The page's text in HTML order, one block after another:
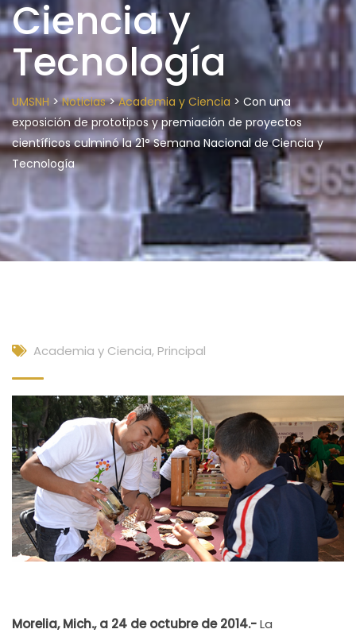
Ciencia y
Tecnología
UMSNH >Noticias>Academia y Ciencia > Con una
exposición de prototipos y premiación de proyectos
científicos culminó la 21° Semana Nacional de Ciencia y
Tecnología
Academia y Ciencia, Principal
Morelia, Mich., a 24 de octubre de 2014.-La